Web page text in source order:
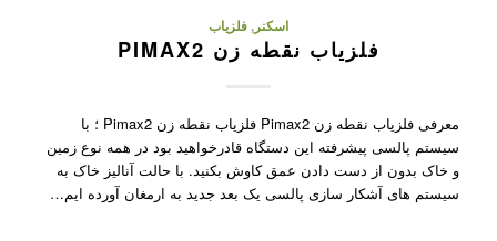
اسکنر,فلزیاب
فلزیاب نقطه زن PIMAX2
معرفی فلزیاب نقطه زن Pimax2 فلزیاب نقطه زن Pimax2 ؛ با
سیستم پالسی پیشرفته این دستگاه قادرخواهید بود در همه نوع زمین
و خاک بدون از دست دادن عمق کاوش بکنید. با حالت آنالیز خاک به
سیستم های آشکار سازی پالسی یک بعد جدید به ارمغان آورده ایم…